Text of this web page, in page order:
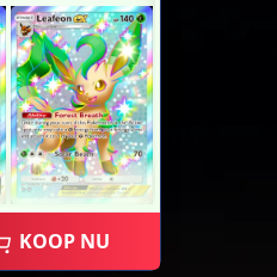
KOOP NU